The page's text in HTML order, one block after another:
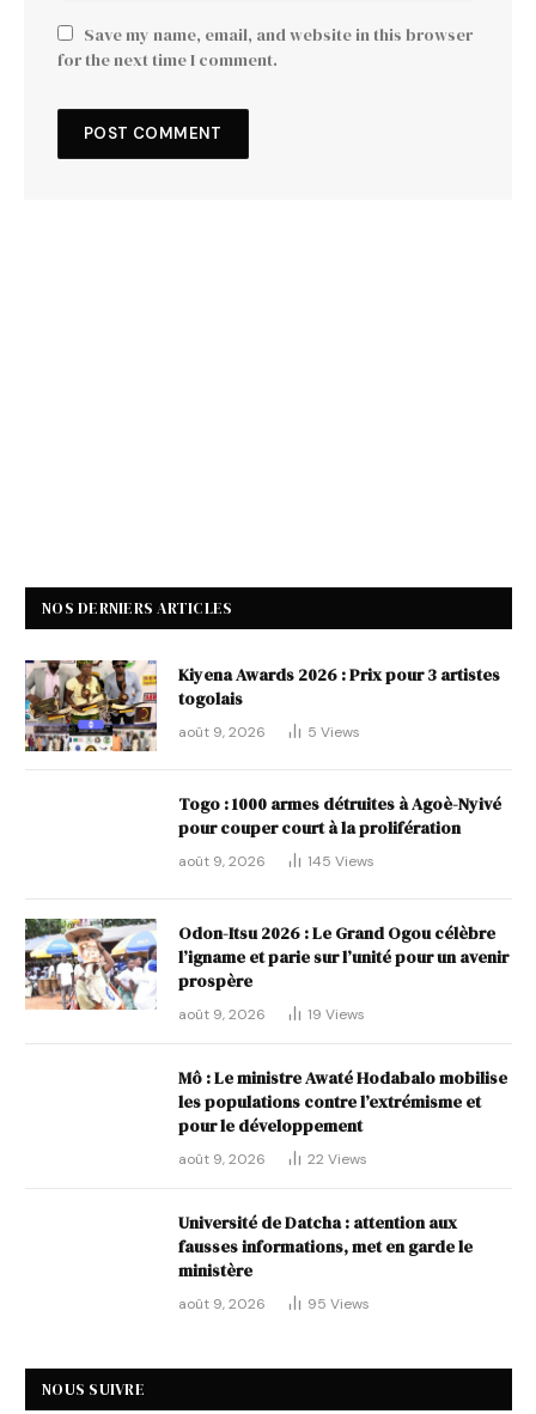
Save my name, email, and website in this browser
for the next time I comment.
NOS DERNIERS ARTICLES
Kiyena Awards 2026 : Prix pour 3 artistes
togolais
août 9, 2026 5 Views
Togo : 1000 armes détruites à Agoè-Nyivé
pour couper court à la prolifération
août 9, 2026 145 Views
Odon-Itsu 2026 : Le Grand Ogou célèbre
l’igname et parie sur l’unité pour un avenir
prospère
août 9, 2026 19 Views
Mô : Le ministre Awaté Hodabalo mobilise
les populations contre l’extrémisme et
pour le développement
août 9, 2026 22 Views
Université de Datcha : attention aux
fausses informations, met en garde le
ministère
août 9, 2026 95 Views
NOUS SUIVRE